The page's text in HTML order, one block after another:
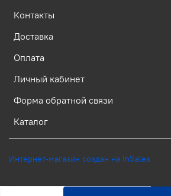
Контакты
Доставка
Оплата
Личный кабинет
Форма обратной связи
Каталог
Интернет-магазин создан на InSales